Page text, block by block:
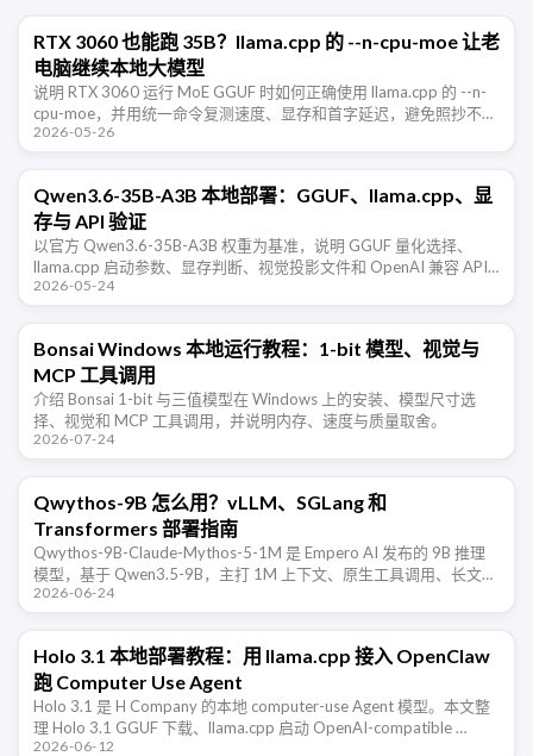
RTX 3060 也能跑 35B？llama.cpp 的 --n-cpu-moe 让老
电脑继续本地大模型
说明 RTX 3060 运行 MoE GGUF 时如何正确使用 llama.cpp 的 --n-
cpu-moe，并用统一命令复测速度、显存和首字延迟，避免照抄不可
比的跑分。
2026-05-26
Qwen3.6-35B-A3B 本地部署：GGUF、llama.cpp、显
存与 API 验证
以官方 Qwen3.6-35B-A3B 权重为基准，说明 GGUF 量化选择、
llama.cpp 启动参数、显存判断、视觉投影文件和 OpenAI 兼容 API
的验证步骤。
2026-05-24
Bonsai Windows 本地运行教程：1-bit 模型、视觉与
MCP 工具调用
介绍 Bonsai 1-bit 与三值模型在 Windows 上的安装、模型尺寸选
择、视觉和 MCP 工具调用，并说明内存、速度与质量取舍。
2026-07-24
Qwythos-9B 怎么用？vLLM、SGLang 和
Transformers 部署指南
Qwythos-9B-Claude-Mythos-5-1M 是 Empero AI 发布的 9B 推理
模型，基于 Qwen3.5-9B，主打 1M 上下文、原生工具调用、长文本
推理和 …
2026-06-24
Holo 3.1 本地部署教程：用 llama.cpp 接入 OpenClaw
跑 Computer Use Agent
Holo 3.1 是 H Company 的本地 computer-use Agent 模型。本文整
理 Holo 3.1 GGUF 下载、llama.cpp 启动 OpenAI-compatible …
2026-06-12